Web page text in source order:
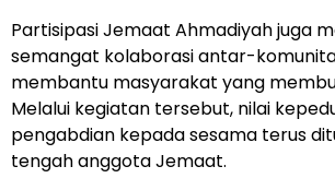
Partisipasi Jemaat Ahmadiyah juga
semangat kolaborasi antar-
membantu masyarakat yang
Melalui kegiatan tersebut, nilai
pengabdian kepada sesama terus
tengah anggota Jemaat.